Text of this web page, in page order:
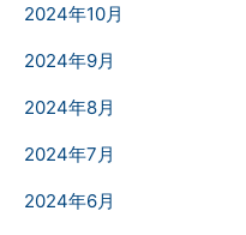
2024年10月
2024年9月
2024年8月
2024年7月
2024年6月